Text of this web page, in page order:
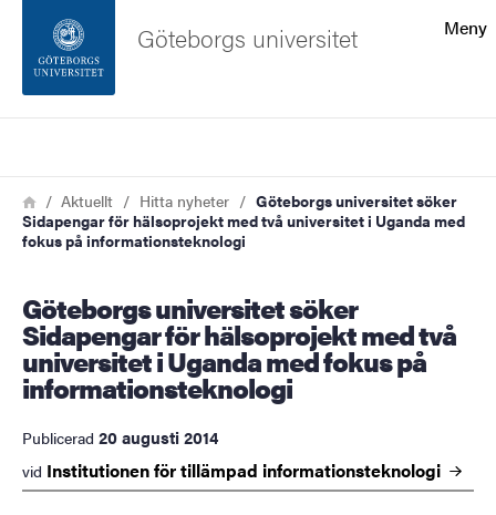
Sidfoten
Om webbplatsen
Meny
Göteborgs universitet
Länkstig
HemAktuellt Hitta nyheter
Göteborgs universitet söker
Sidapengar för hälsoprojekt med två universitet i Uganda med
fokus på informationsteknologi
Göteborgs universitet söker
Sidapengar för hälsoprojekt med två
universitet i Uganda med fokus på
informationsteknologi
Publicerad 20 augusti 2014
vid Institutionen för tillämpad informationsteknologi